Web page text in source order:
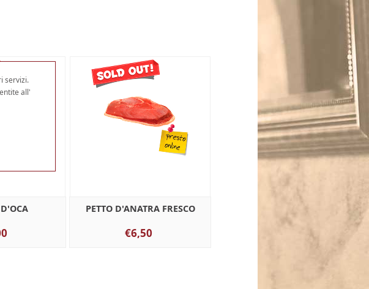
PETTO D'ANATRA FRESCO
€6,50
servizi.
all'